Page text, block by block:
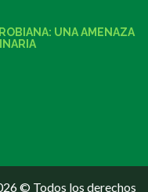
UNA AMENAZA
© Todos los derechos